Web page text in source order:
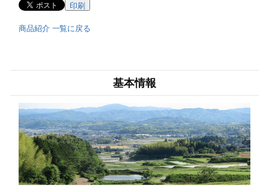
印刷
商品紹介 一覧に戻る
基本情報